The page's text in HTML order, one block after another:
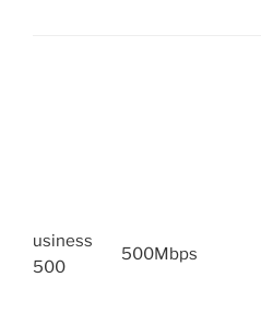
usiness
500
500Mbps